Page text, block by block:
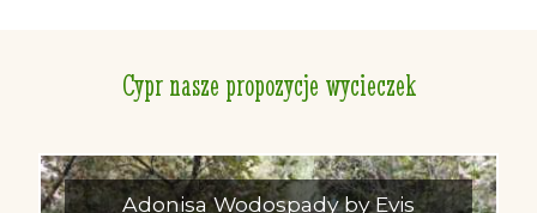
Cypr nasze propozycje wycieczek
Adonisa Wodospady by Evis